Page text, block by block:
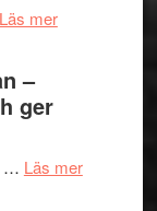
en
hjärtevarm
Läs merom
–
–
ger
… Läs merom